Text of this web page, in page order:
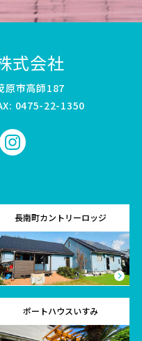
式会社
原市高師187
0475-22-1350
長南町カントリーロッジ
ポートハウスいすみ